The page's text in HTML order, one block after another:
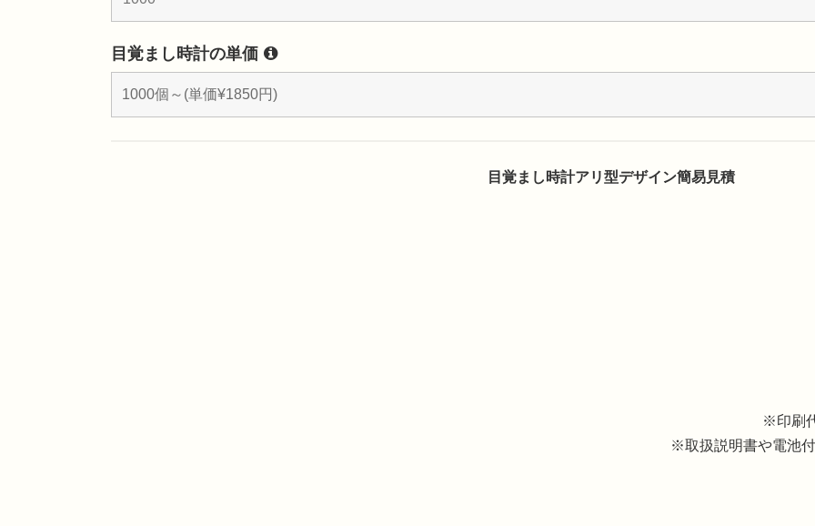
目覚まし時計の単価
目覚まし時計アリ型デザイン簡易見積
※印刷
※取扱説明書や電池